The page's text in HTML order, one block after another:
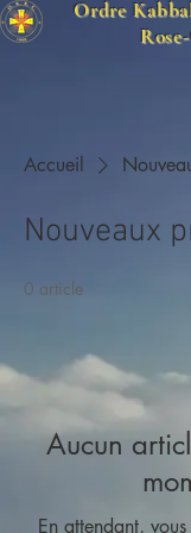
Ordre
Accueil
Nouveaux
0 article
Aucun
En attendant,